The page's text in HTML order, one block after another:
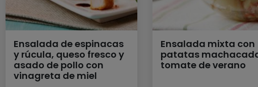
Ensalada de espinacas
y rúcula, queso fresco y
asado de pollo con
vinagreta de miel
Ensalada mixta con
patatas
tomate de verano